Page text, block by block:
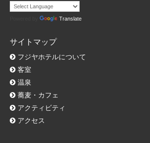
Translate
サイトマップ
フジヤホテルについて
客室
温泉
蕎麦・カフェ
アクティビティ
アクセス